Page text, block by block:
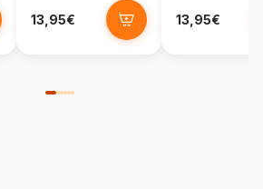
13,95€ 13,95€